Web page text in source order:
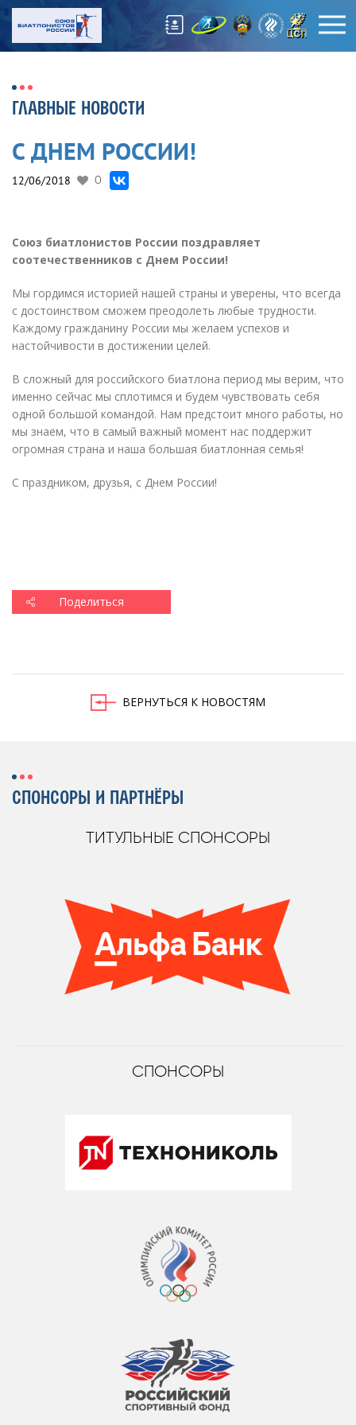
ГЛАВНЫЕ НОВОСТИ
С ДНЕМ РОССИИ!
12/06/2018 0
Союз биатлонистов России поздравляет
соотечественников с Днем России!
Мы гордимся историей нашей страны и уверены, что всегда
с достоинством сможем преодолеть любые трудности.
Каждому гражданину России мы желаем успехов и
настойчивости в достижении целей.
В сложный для российского биатлона период мы верим, что
именно сейчас мы сплотимся и будем чувствовать себя
одной большой командой. Нам предстоит много работы, но
мы знаем, что в самый важный момент нас поддержит
огромная страна и наша большая биатлонная семья!
С праздником, друзья, с Днем России!
Поделиться
ВЕРНУТЬСЯ К НОВОСТЯМ
СПОНСОРЫ И ПАРТНЁРЫ
ТИТУЛЬНЫЕ СПОНСОРЫ
СПОНСОРЫ